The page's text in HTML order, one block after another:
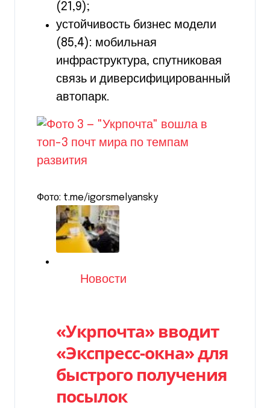
(21,9);
устойчивость бизнес модели
(85,4): мобильная
инфраструктура, спутниковая
связь и диверсифицированный
автопарк.
Фото: t.me/igorsmelyansky
Категория
Новости
«Укрпочта» вводит
«Экспресс-окна» для
быстрого получения
посылок